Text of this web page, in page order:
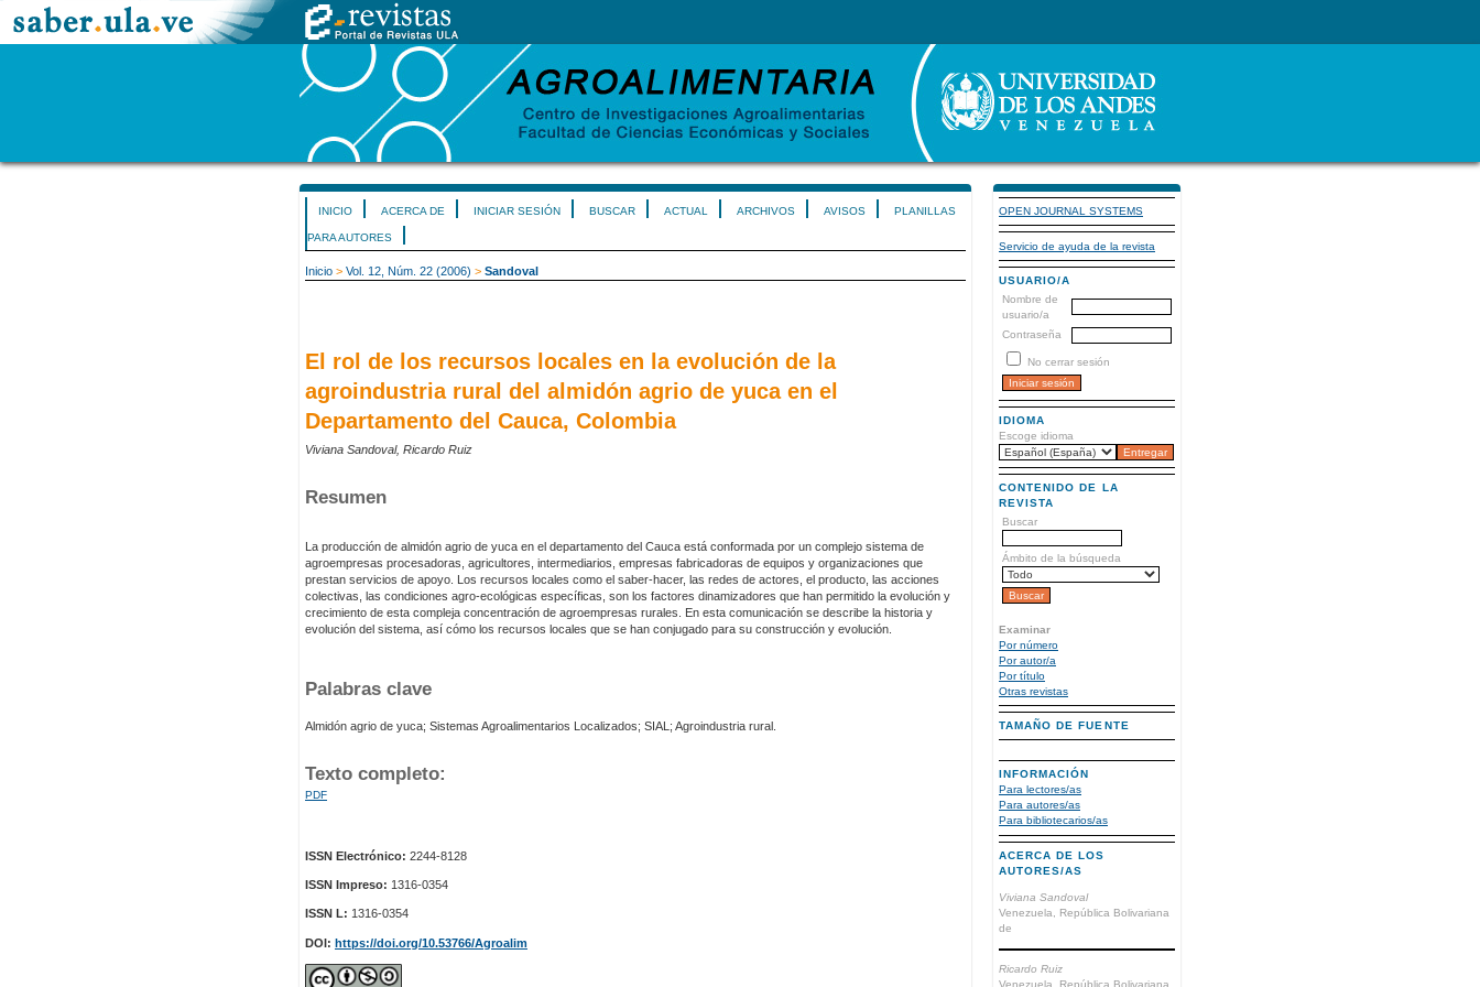
OPEN JOURNAL SYSTEMS
Servicio de ayuda de la revista
USUARIO/A
Nombre de
usuario/a
Contraseña
No cerrar sesión
IDIOMA
Escoge idioma
CONTENIDO DE LA
REVISTA
Buscar
Ámbito de la búsqueda
Examinar
Por número
Por autor/a
Por título
Otras revistas
TAMAÑO DE FUENTE
INFORMACIÓN
Para lectores/as
Para autores/as
Para bibliotecarios/as
ACERCA DE LOS
AUTORES/AS
Viviana Sandoval
Venezuela, República Bolivariana
de
Ricardo Ruiz
Venezuela, República Bolivariana
INICIO ACERCA DE INICIAR SESIÓN BUSCAR ACTUAL ARCHIVOS AVISOS PLANILLAS
PARA AUTORES
Inicio > Vol. 12, Núm. 22 (2006) > Sandoval
El rol de los recursos locales en la evolución de la
agroindustria rural del almidón agrio de yuca en el
Departamento del Cauca, Colombia
Viviana Sandoval, Ricardo Ruiz
Resumen
La producción de almidón agrio de yuca en el departamento del Cauca está conformada por un complejo sistema de
agroempresas procesadoras, agricultores, intermediarios, empresas fabricadoras de equipos y organizaciones que
prestan servicios de apoyo. Los recursos locales como el saber-hacer, las redes de actores, el producto, las acciones
colectivas, las condiciones agro-ecológicas específicas, son los factores dinamizadores que han permitido la evolución y
crecimiento de esta compleja concentración de agroempresas rurales. En esta comunicación se describe la historia y
evolución del sistema, así cómo los recursos locales que se han conjugado para su construcción y evolución.
Palabras clave
Almidón agrio de yuca; Sistemas Agroalimentarios Localizados; SIAL; Agroindustria rural.
Texto completo:
PDF
ISSN Electrónico: 2244-8128
ISSN Impreso: 1316-0354
ISSN L: 1316-0354
DOI: https://doi.org/10.53766/Agroalim